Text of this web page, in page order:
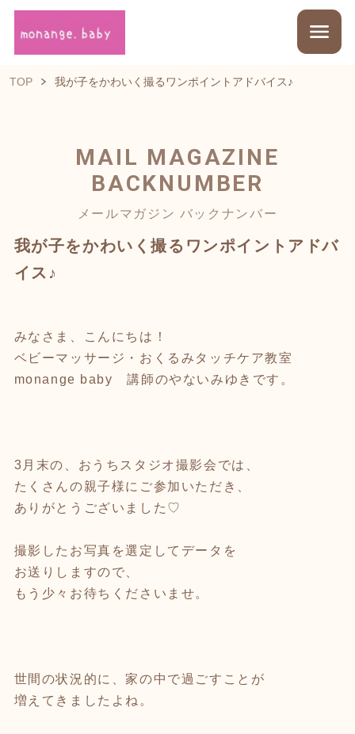
TOP 我が子をかわいく撮るワンポイントアドバイス♪
MAIL MAGAZINE
BACKNUMBER
メールマガジン バックナンバー
我が子をかわいく撮るワンポイントアドバ
イス♪
みなさま、こんにちは！
ベビーマッサージ・おくるみタッチケア教室
monange baby 講師のやないみゆきです。
3月末の、おうちスタジオ撮影会では、
たくさんの親子様にご参加いただき、
ありがとうございました♡
撮影したお写真を選定してデータを
お送りしますので、
もう少々お待ちくださいませ。
世間の状況的に、家の中で過ごすことが
増えてきましたよね。